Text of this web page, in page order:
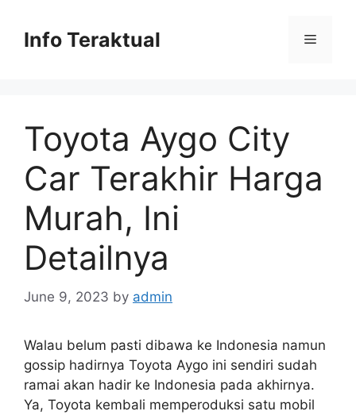
contentInfo Teraktual Menu
Toyota Aygo City
Car Terakhir Harga
Murah, Ini
Detailnya
June 9, 2023 by admin
Walau belum pasti dibawa ke Indonesia namun
gossip hadirnya Toyota Aygo ini sendiri sudah
ramai akan hadir ke Indonesia pada akhirnya.
Ya, Toyota kembali memperoduksi satu mobil